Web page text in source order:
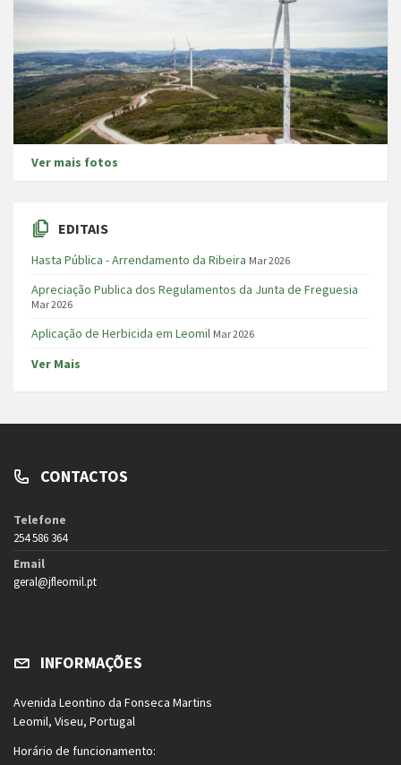
Ver mais fotos
EDITAIS
Hasta Pública - Arrendamento da Ribeira Mar 2026
Apreciação Publica dos Regulamentos da Junta de Freguesia
Mar 2026
Aplicação de Herbicida em Leomil Mar 2026
Ver Mais
CONTACTOS
Telefone
254 586 364
Email
geral@jfleomil.pt
INFORMAÇÕES
Avenida Leontino da Fonseca Martins
Leomil, Viseu, Portugal
Horário de funcionamento: